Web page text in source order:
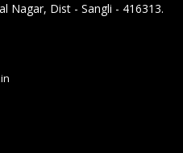
Nagar, Dist - Sangli - 416313.